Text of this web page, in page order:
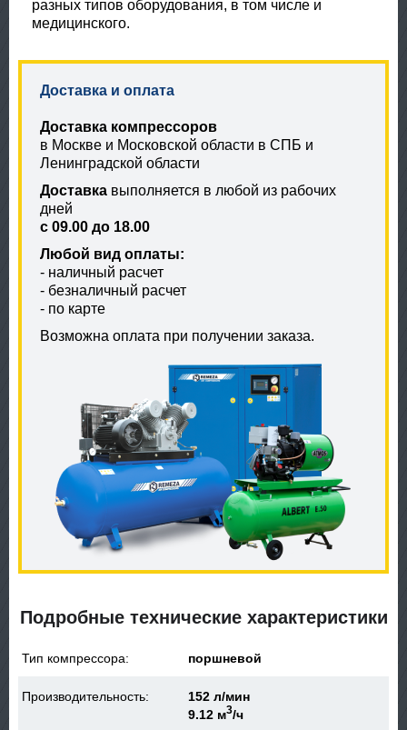
разных типов оборудования, в том числе и
медицинского.
Доставка и оплата
Доставка компрессоров
в Москве и Московской области в СПБ и
Ленинградской области
Доставка выполняется в любой из рабочих
дней
с 09.00 до 18.00
Любой вид оплаты:
- наличный расчет
- безналичный расчет
- по карте
Возможна оплата при получении заказа.
Подробные технические характеристики
Тип компрессора: поршневой
Производительность:
152 л/мин
9.12 м3/ч